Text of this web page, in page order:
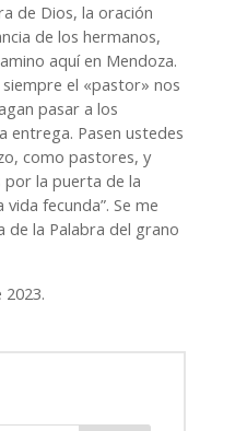
de Dios, la oración
de los hermanos,
aquí en Mendoza.
el «pastor» nos
pasar a los
entrega. Pasen ustedes
como pastores, y
por la puerta de la
fecunda”. Se me
de la Palabra del grano